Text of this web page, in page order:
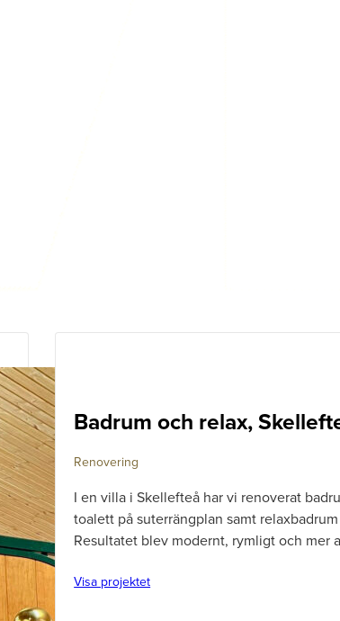
Badrum och relax,
Renovering
I en villa i Skellefteå har vi renoverat
toalett på suterrängplan samt
Resultatet blev modernt, rymligt och mer
Visa projektet